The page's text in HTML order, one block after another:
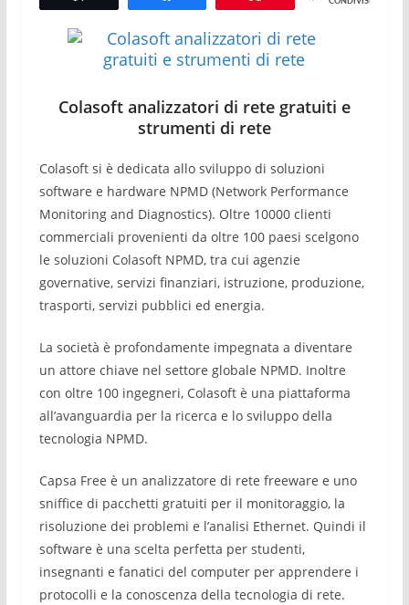
Colasoft analizzatori di rete gratuiti e
strumenti di rete
Colasoft si è dedicata allo sviluppo di soluzioni
software e hardware NPMD (Network Performance
Monitoring and Diagnostics). Oltre 10000 clienti
commerciali provenienti da oltre 100 paesi scelgono
le soluzioni Colasoft NPMD, tra cui agenzie
governative, servizi finanziari, istruzione, produzione,
trasporti, servizi pubblici ed energia.
La società è profondamente impegnata a diventare
un attore chiave nel settore globale NPMD. Inoltre
con oltre 100 ingegneri, Colasoft è una piattaforma
all’avanguardia per la ricerca e lo sviluppo della
tecnologia NPMD.
Capsa Free è un analizzatore di rete freeware e uno
sniffice di pacchetti gratuiti per il monitoraggio, la
risoluzione dei problemi e l’analisi Ethernet. Quindi il
software è una scelta perfetta per studenti,
insegnanti e fanatici del computer per apprendere i
protocolli e la conoscenza della tecnologia di rete.